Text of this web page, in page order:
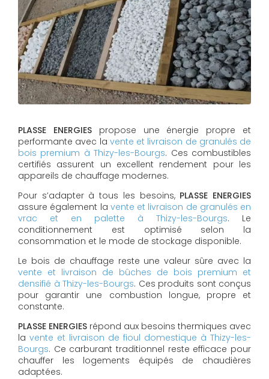
PLASSE ENERGIESpropose une énergie propre et
performante avec la vente et livraison de granulés de
bois premium à Thizy-les-Bourgs. Ces combustibles
certifiés assurent un excellent rendement pour les
appareils de chauffage modernes.
Pour s’adapter à tous les besoins, PLASSE ENERGIES
assure également la vente et livraison de granulés en
vrac et en palette à Thizy-les-Bourgs. Le
conditionnement est optimisé selon la
consommation et le mode de stockage disponible.
Le bois de chauffage reste une valeur sûre avec la
vente et livraison de bûches de bois premium et
densifié à Thizy-les-Bourgs. Ces produits sont conçus
pour garantir une combustion longue, propre et
constante.
PLASSE ENERGIES répond aux besoins thermiques avec
la vente et livraison de fioul domestique à Thizy-les-
Bourgs. Ce carburant traditionnel reste efficace pour
chauffer les logements équipés de chaudières
adaptées.